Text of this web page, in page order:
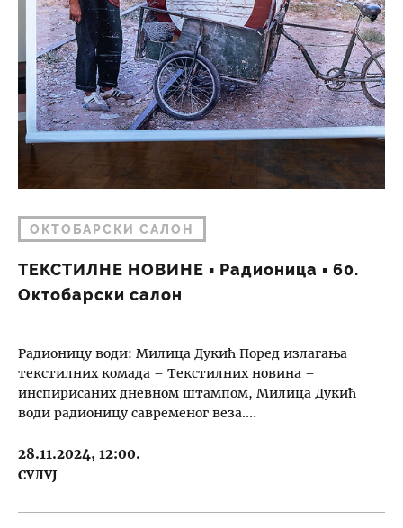
ОКТОБАРСКИ САЛОН
TEКСТИЛНЕ НОВИНЕ ▪︎ Радионица ▪︎ 60.
Октобарски салон
Радионицу води: Милица Дукић Поред излагања
текстилних комада – Текстилних новина –
инспирисаних дневном штампом, Милица Дукић
води радионицу савременог веза.…
28.11.2024, 12:00.
СУЛУЈ